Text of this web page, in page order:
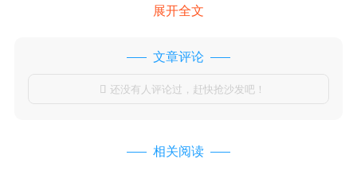
展开全文
文章评论
 还没有人评论过，赶快抢沙发吧！
相关阅读